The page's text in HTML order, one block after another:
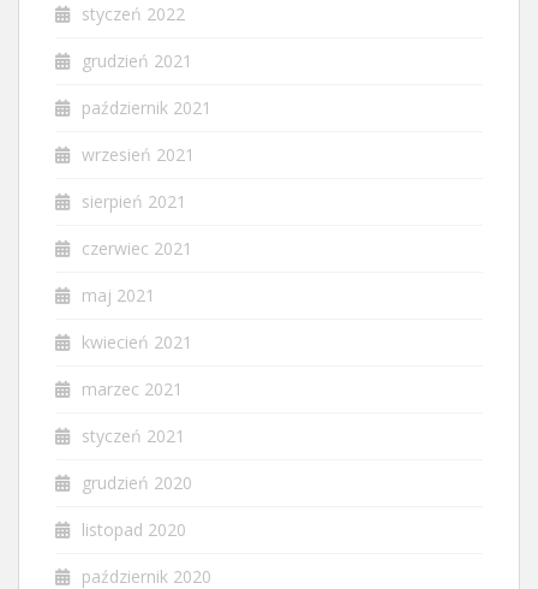
styczeń 2022
grudzień 2021
październik 2021
wrzesień 2021
sierpień 2021
czerwiec 2021
maj 2021
kwiecień 2021
marzec 2021
styczeń 2021
grudzień 2020
listopad 2020
październik 2020